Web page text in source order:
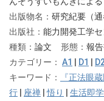
出版物名： 研究紀要（通
出版社： 能力開発工学
種類： 論文 形態： 報
カテゴリー： A1 D1
キーワード：
『正法眼
行
座禅 |悟り 生活即